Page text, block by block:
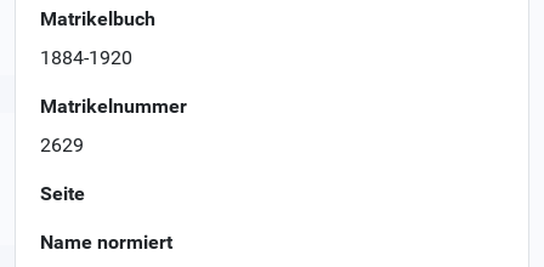
Matrikelbuch
1884-1920
Matrikelnummer
2629
Seite
Name normiert